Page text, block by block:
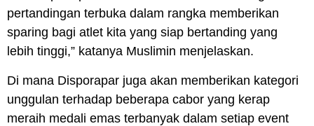
pertandingan terbuka dalam rangka memberikan
sparing bagi atlet kita yang siap bertanding yang
lebih tinggi,” katanya Muslimin menjelaskan.
Di mana Disporapar juga akan memberikan kategori
unggulan terhadap beberapa cabor yang kerap
meraih medali emas terbanyak dalam setiap event